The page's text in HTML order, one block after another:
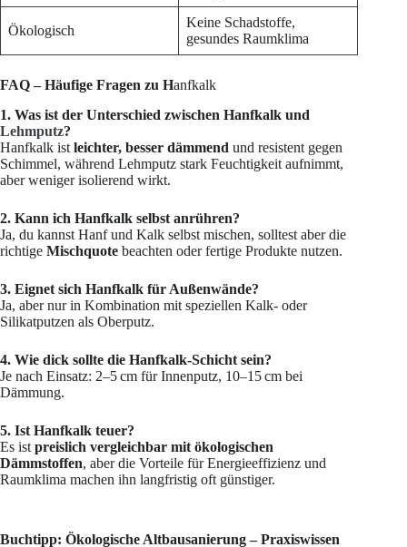
Ökologisch
Keine Schadstoffe,
gesundes Raumklima
FAQ – Häufige Fragen zu Hanfkalk
1. Was ist der Unterschied zwischen Hanfkalk und
Lehmputz?
Hanfkalk ist leichter, besser dämmend und resistent gegen
Schimmel, während Lehmputz stark Feuchtigkeit aufnimmt,
aber weniger isolierend wirkt.
2. Kann ich Hanfkalk selbst anrühren?
Ja, du kannst Hanf und Kalk selbst mischen, solltest aber die
richtige Mischquote beachten oder fertige Produkte nutzen.
3. Eignet sich Hanfkalk für Außenwände?
Ja, aber nur in Kombination mit speziellen Kalk- oder
Silikatputzen als Oberputz.
4. Wie dick sollte die Hanfkalk-Schicht sein?
Je nach Einsatz: 2–5 cm für Innenputz, 10–15 cm bei
Dämmung.
5. Ist Hanfkalk teuer?
Es ist preislich vergleichbar mit ökologischen
Dämmstoffen, aber die Vorteile für Energieeffizienz und
Raumklima machen ihn langfristig oft günstiger.
Buchtipp: Ökologische Altbausanierung – Praxiswissen